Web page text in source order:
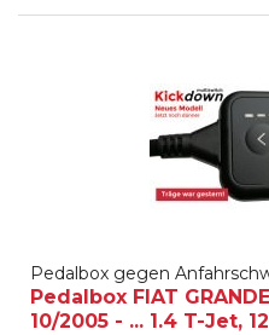
Pedalbox gegen
Pedalbox FIAT
10/2005 - ... 1.4 T-Jet,